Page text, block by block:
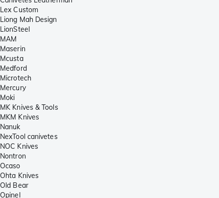
Lex Custom
Liong Mah Design
LionSteel
MAM
Maserin
Mcusta
Medford
Microtech
Mercury
Moki
MK Knives & Tools
MKM Knives
Nanuk
NexTool canivetes
NOC Knives
Nontron
Ocaso
Ohta Knives
Old Bear
Opinel